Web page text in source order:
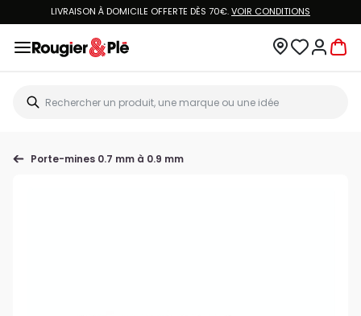
LIVRAISON À DOMICILE OFFERTE DÈS 70€.VOIR CONDITIONS
Porte-mines 0.7 mm à 0.9 mm